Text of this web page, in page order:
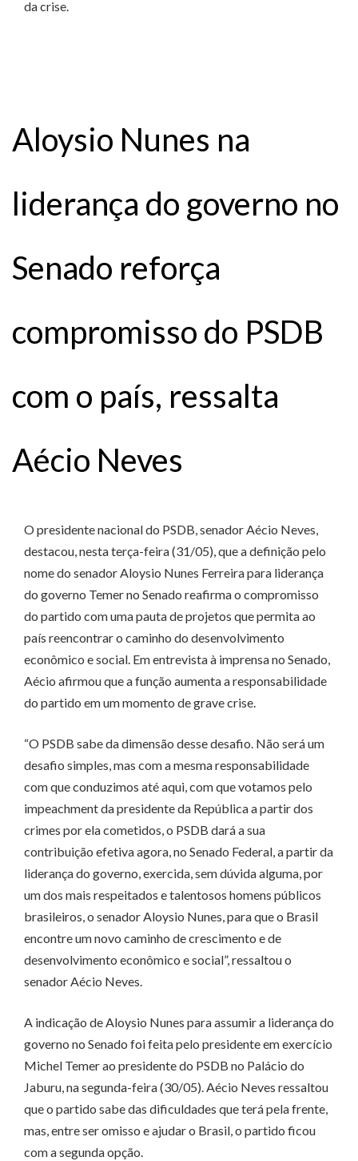
da crise.
Aloysio Nunes na
liderança do governo no
Senado reforça
compromisso do PSDB
com o país, ressalta
Aécio Neves
O presidente nacional do PSDB, senador Aécio Neves,
destacou, nesta terça-feira (31/05), que a definição pelo
nome do senador Aloysio Nunes Ferreira para liderança
do governo Temer no Senado reafirma o compromisso
do partido com uma pauta de projetos que permita ao
país reencontrar o caminho do desenvolvimento
econômico e social. Em entrevista à imprensa no Senado,
Aécio afirmou que a função aumenta a responsabilidade
do partido em um momento de grave crise.
“O PSDB sabe da dimensão desse desafio. Não será um
desafio simples, mas com a mesma responsabilidade
com que conduzimos até aqui, com que votamos pelo
impeachment da presidente da República a partir dos
crimes por ela cometidos, o PSDB dará a sua
contribuição efetiva agora, no Senado Federal, a partir da
liderança do governo, exercida, sem dúvida alguma, por
um dos mais respeitados e talentosos homens públicos
brasileiros, o senador Aloysio Nunes, para que o Brasil
encontre um novo caminho de crescimento e de
desenvolvimento econômico e social”, ressaltou o
senador Aécio Neves.
A indicação de Aloysio Nunes para assumir a liderança do
governo no Senado foi feita pelo presidente em exercício
Michel Temer ao presidente do PSDB no Palácio do
Jaburu, na segunda-feira (30/05). Aécio Neves ressaltou
que o partido sabe das dificuldades que terá pela frente,
mas, entre ser omisso e ajudar o Brasil, o partido ficou
com a segunda opção.